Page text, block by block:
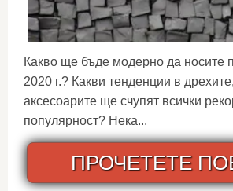
Какво ще бъде модерно да носите
2020 г.? Какви тенденции в
аксесоарите ще счупят всички
популярност? Нека...
ПРОЧЕТЕТЕ